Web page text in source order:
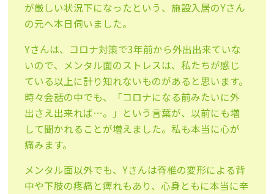
が厳しい状況下になったという 、施設入居のYさん
の元へ本日伺いました。
Yさんは、コロナ対策で3年前から外出出来ていな
いので、メンタル面のストレスは、私たちが感じ
ている以上に計り知れないものがある と思います。
時々会話の中でも、「コロナになる前みたいに外
出さえ出来れば…。」という言葉が、 以前にも増
して聞かれることが増えました。私も本当に心が
痛みます。
メンタル面以外でも、Yさんは脊椎の変形による背
中や下肢の疼痛と痺れもあり、心身ともに本当に辛